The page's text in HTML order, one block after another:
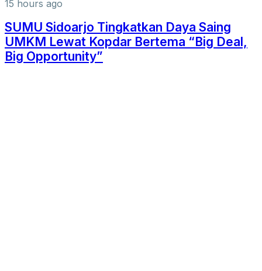
15 hours ago
SUMU Sidoarjo Tingkatkan Daya Saing
UMKM Lewat Kopdar Bertema “Big Deal,
Big Opportunity”